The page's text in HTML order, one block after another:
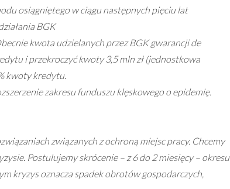
osiągniętego w ciągu następnych pięciu lat
BGK
kwota udzielanych przez BGK gwarancji de
i przekroczyć kwoty 3,5 mln zł (jednostkowa
kwoty kredytu.
zakresu funduszu klęskowego o epidemię.
związanych z ochroną miejsc pracy. Chcemy
Postulujemy skrócenie – z 6 do 2 miesięcy – okresu
kryzys oznacza spadek obrotów gospodarczych,